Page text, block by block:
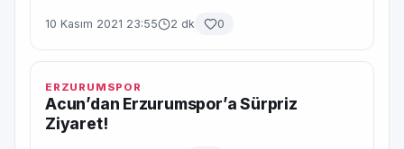
10 Kasım 2021 23:55 2 dk 0
ERZURUMSPOR
Acun’dan Erzurumspor’a Sürpriz
Ziyaret!